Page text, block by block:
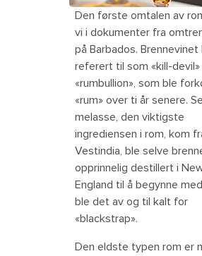
Den første omtalen av
vi i dokumenter fra
på Barbados.
referert til som «kill-
«rumbullion», som ble
«rum» over ti år senere.
melasse, den viktigste
ingrediensen i rom, kom
Vestindia, ble selve
opprinnelig destillert i
England til å begynne
ble det av og til kalt for
«blackstrap».
Den eldste typen rom er